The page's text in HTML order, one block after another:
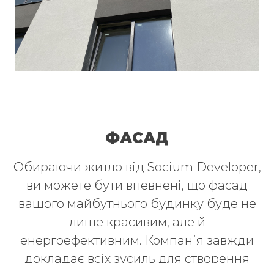
ФАСАД
Обираючи житло від Socium Developer,
ви можете бути впевнені, що фасад
вашого майбутнього будинку буде не
лише красивим, але й
енергоефективним. Компанія завжди
докладає всіх зусиль для створення